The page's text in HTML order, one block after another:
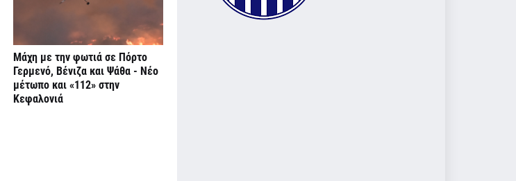
Μάχη με την φωτιά σε Πόρτο
Γερμενό, Βένιζα και Ψάθα - Νέο
μέτωπο και «112» στην
Κεφαλονιά